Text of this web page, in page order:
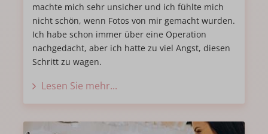
machte mich sehr unsicher und ich fühlte mich
nicht schön, wenn Fotos von mir gemacht wurden.
Ich habe schon immer über eine Operation
nachgedacht, aber ich hatte zu viel Angst, diesen
Schritt zu wagen.
Lesen Sie mehr...